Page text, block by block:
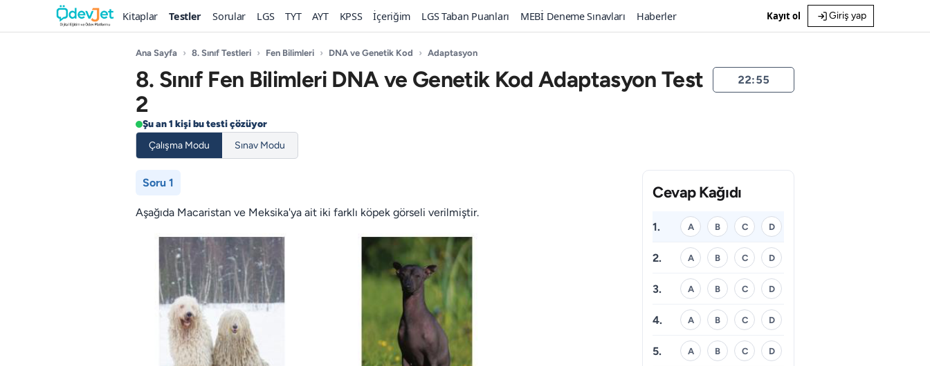
Kitaplar Testler Sorular LGS TYT AYT KPSS İçeriğim LGS Taban Puanları MEBİ Deneme Sınavları Haberler Kayıt ol Giriş yap
Ana Sayfa › 8. Sınıf Testleri › Fen Bilimleri › DNA ve Genetik Kod › Adaptasyon
8. Sınıf Fen Bilimleri DNA ve Genetik Kod Adaptasyon Test
2
Şu an 1 kişi bu testi çözüyor
Çalışma Modu
Sınav Modu
22:55
Soru 1
Aşağıda Macaristan ve Meksika'ya ait iki farklı köpek görseli verilmiştir.
Cevap Kağıdı
1. A B C D
2. A B C D
3. A B C D
4. A B C D
5. A B C D